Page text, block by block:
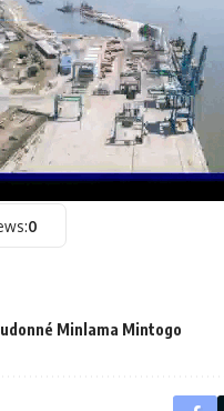
0
Minlama Mintogo